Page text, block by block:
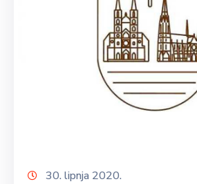
30. lipnja 2020.